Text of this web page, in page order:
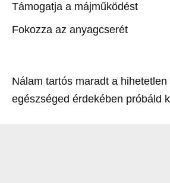
Támogatja a májműködést
Fokozza az anyagcserét
Nálam tartós maradt a
egészséged érdekében próbáld